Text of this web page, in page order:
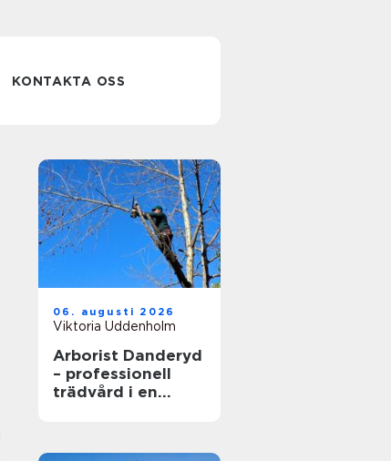
KONTAKTA OSS
06. augusti 2026
Viktoria Uddenholm
Arborist Danderyd
– professionell
trädvård i en